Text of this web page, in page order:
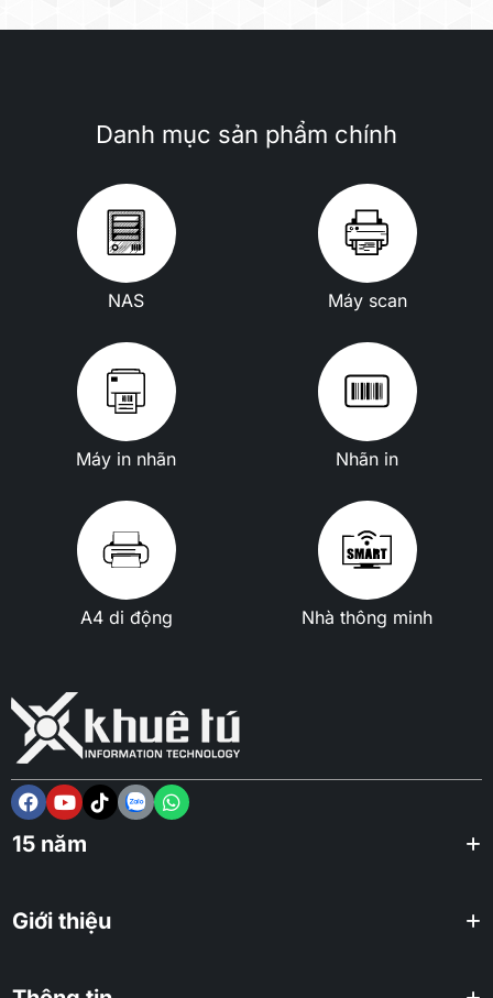
Danh mục sản phẩm chính
NAS Máy scan
Máy in nhãn Nhãn in
A4 di động Nhà thông minh
15 năm
Giới thiệu